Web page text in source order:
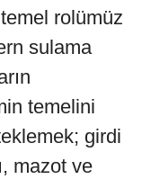
rolümüz
sulama
temelini
girdi
mazot ve